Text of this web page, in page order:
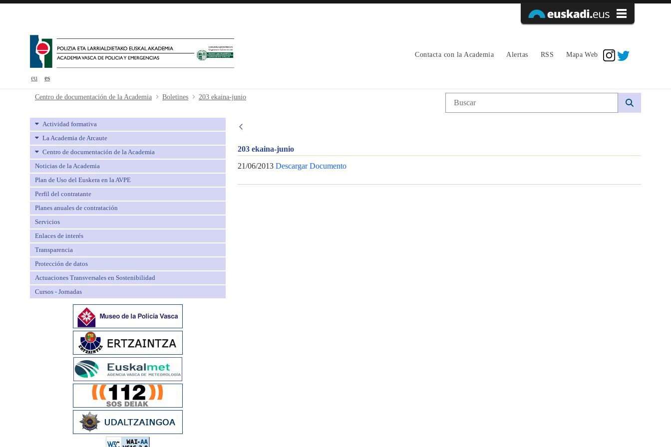
eu es
Contacta con la Academia Alertas RSS Mapa Web
203 ekaina-junio - avpe
Centro de documentación de la Academia Boletines 203 ekaina-junio Búsqueda web
Actividad formativa
La Academia de Arcaute
Centro de documentación de la Academia
Noticias de la Academia
Plan de Uso del Euskera en la AVPE
Perfil del contratante
Planes anuales de contratación
Servicios
Enlaces de interés
Transparencia
Protección de datos
Actuaciones Transversales en Sostenibilidad
Cursos - Jornadas
203 ekaina-junio
21/06/2013 Descargar Documento